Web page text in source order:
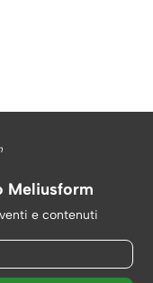
Meliusform
e contenuti